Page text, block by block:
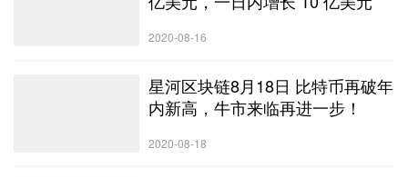
2020-08-16
星河区块链8月18日 比特币再破年
内新高，牛市来临再进一步！
2020-08-18